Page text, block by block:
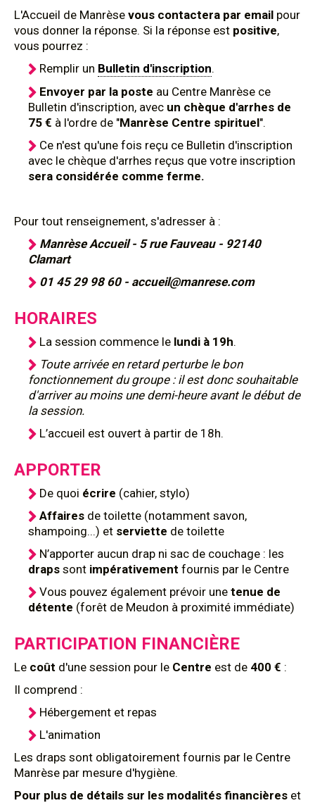
L'Accueil de Manrèse vous contactera par email pour
vous donner la réponse. Si la réponse est positive,
vous pourrez :
Remplir un Bulletin d'inscription.
Envoyer par la poste au Centre Manrèse ce
Bulletin d'inscription, avec un chèque d'arrhes de
75 € à l'ordre de "Manrèse Centre spirituel".
Ce n'est qu'une fois reçu ce Bulletin d'inscription
avec le chèque d'arrhes reçus que votre inscription
sera considérée comme ferme.
Pour tout renseignement, s'adresser à :
Manrèse Accueil - 5 rue Fauveau - 92140
Clamart
01 45 29 98 60 - accueil@manrese.com
HORAIRES
La session commence le lundi à 19h.
Toute arrivée en retard perturbe le bon
fonctionnement du groupe : il est donc souhaitable
d'arriver au moins une demi-heure avant le début de
la session.
L’accueil est ouvert à partir de 18h.
APPORTER
De quoi écrire (cahier, stylo)
Affaires de toilette (notamment savon,
shampoing...) et serviette de toilette
N’apporter aucun drap ni sac de couchage : les
draps sont impérativement fournis par le Centre
Vous pouvez également prévoir une tenue de
détente (forêt de Meudon à proximité immédiate)
PARTICIPATION FINANCIÈRE
Le coût d'une session pour le Centre est de 400 € :
Il comprend :
Hébergement et repas
L'animation
Les draps sont obligatoirement fournis par le Centre
Manrèse par mesure d'hygiène.
Pour plus de détails sur les modalités financières et